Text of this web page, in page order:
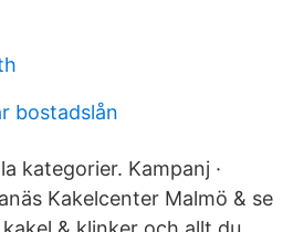
bostadslån
kategorier. Kampanj ·
Kakelcenter Malmö & se